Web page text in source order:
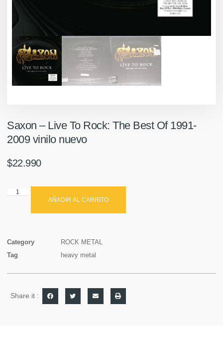
Saxon ‎– Live To Rock: The Best Of 1991-
2009 vinilo nuevo
$22.990
AÑADIR AL CARRITO
Category
ROCK METAL
Tag
heavy metal
Share it :